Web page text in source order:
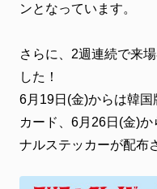
ンとなっています。
さらに、2週連続で来
した！
6月19日(金)からは韓
カード、6月26日(金)
ナルステッカーが配布